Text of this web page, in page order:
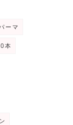
ーマ
本